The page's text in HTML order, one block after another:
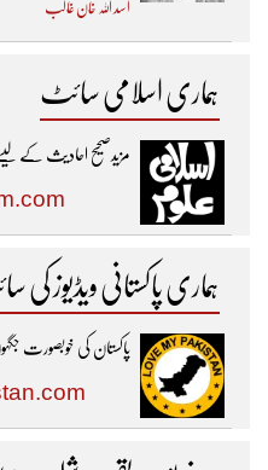
اسد اللہ خان غالب
ہماری اسلامی سائٹ
مزیدصحیح احادیث کے
ہماری پاکستانی ویڈیوز کی
پاکستان کی خوبصورت